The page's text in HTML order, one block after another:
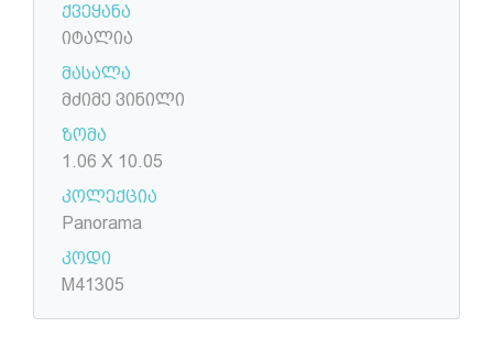
ქვეყანა
იტალია
მასალა
მძიმე ვინილი
ზომა
1.06 X 10.05
კოლექცია
Panorama
კოდი
M41305